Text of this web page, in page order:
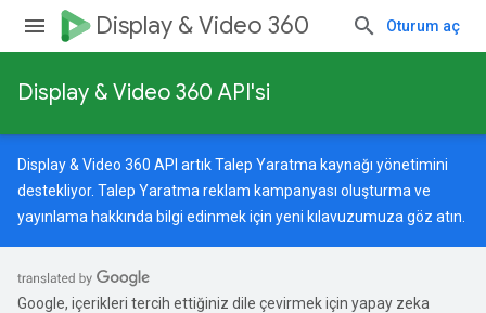
Display & Video 360 Oturum aç
Display & Video 360 API'si
Display & Video 360 API artık Talep Yaratma kaynağı yönetimini
destekliyor. Talep Yaratma reklam kampanyası oluşturma ve
yayınlama hakkında bilgi edinmek için yeni kılavuzumuza göz atın.
Google, içerikleri tercih ettiğiniz dile çevirmek için yapay zeka